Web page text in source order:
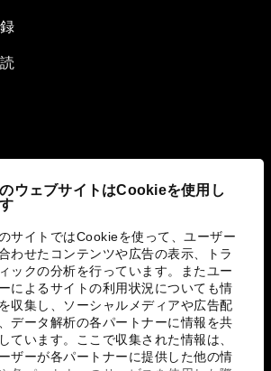
ウェブサイトはCookieを使用し
サイトではCookieを使って、ユーザー
わせたコンテンツや広告の表示、トラ
ックの分析を行っています。またユー
によるサイトの利用状況についても情
収集し、ソーシャルメディアや広告配
データ解析の各パートナーに情報を共
ています。ここで収集された情報は、
ザーが各パートナーに提供した他の情
の取り組み
)